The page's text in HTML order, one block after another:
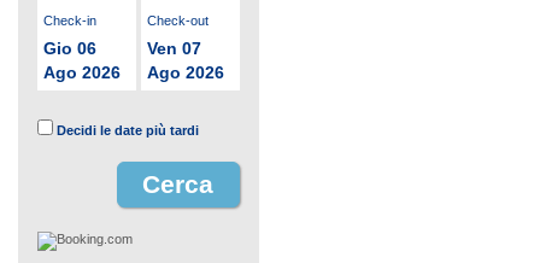
Check-in
Gio 06
Ago 2026
Check-out
Ven 07
Ago 2026
Decidi le date più tardi